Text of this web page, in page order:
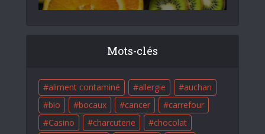
Mots-clés
aliment contaminé allergie
auchan
bio
bocaux cancer
carrefour
Casino
charcuterie
chocolat